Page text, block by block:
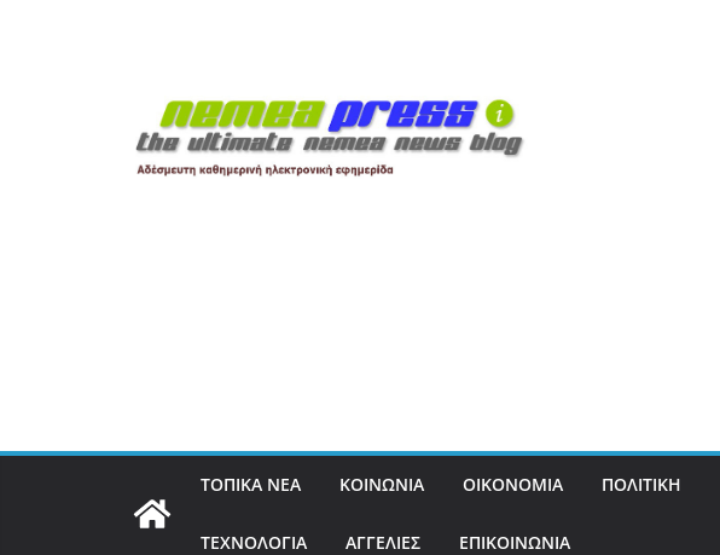
ΤΟΠΙΚΑ ΝΕΑ ΚΟΙΝΩΝΙΑ ΟΙΚΟΝΟΜΙΑ ΠΟΛΙΤΙΚΗ
ΤΕΧΝΟΛΟΓΙΑ ΑΓΓΕΛΙΕΣ ΕΠΙΚΟΙΝΩΝΙΑ